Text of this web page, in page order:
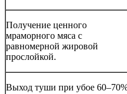
Получение ценного
мраморного мяса с
равномерной жировой
прослойкой.
Выход туши при убое